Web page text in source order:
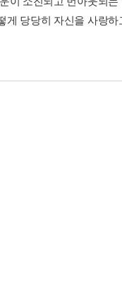
당당히 자신을 사랑